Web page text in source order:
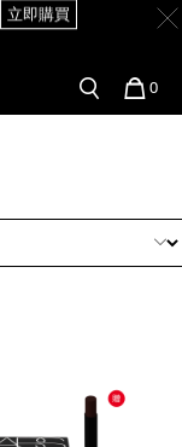
立即購買
您
0